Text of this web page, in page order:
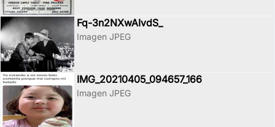
Fq-3n2NXwAIvdS_
Imagen JPEG
IMG_20210405_094657_166
Imagen JPEG